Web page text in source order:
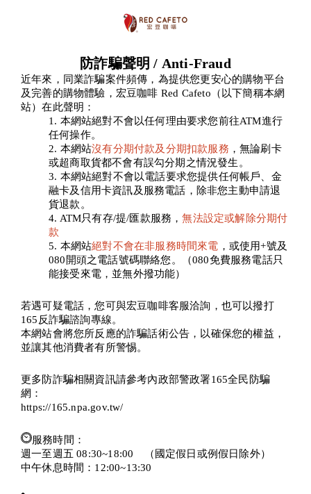
防詐騙聲明 / Anti-Fraud
近年來，同業詐騙案件頻傳，為提供您更安心的購物平台
及完善的購物體驗，宏豆咖啡 Red Cafeto（以下簡稱本網
站）在此聲明：
1. 本網站絕對不會以任何理由要求您前往ATM進行
任何操作。
2. 本網站沒有分期付款及分期扣款服務 ，無論刷卡
或超商取貨都不會有誤勾分期之情況發生。
3. 本網站絕對不會以電話要求您提供任何帳戶、金
融卡及信用卡資訊及服務電話，除非您主動申請退
貨退款。
4. ATM只有存/提/匯款服務，無法設定或解除分期付
款
5. 本網站絕對不會在非服務時間來電 ，或使用+號及
080開頭之電話號碼聯絡您。（080免費服務電話只
能接受來電，並無外撥功能）
若遇可疑電話，您可與宏豆咖啡客服洽詢，也可以撥打
165反詐騙諮詢專線。
本網站會將您所反應的詐騙話術公告，以確保您的權益，
並讓其他消費者有所警惕。
更多防詐騙相關資訊請參考內政部警政署165全民防騙
網：
https://165.npa.gov.tw/
服務時間：
週一至週五 08:30~18:00 （國定假日或例假日除外）
中午休息時間：12:00~13:30